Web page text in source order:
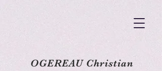
OGEREAU Christian